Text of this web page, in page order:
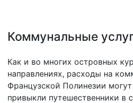
Коммунальные
Как и во многих островных
направлениях, расходы на
Французской Полинезии
привыкли путешественники в